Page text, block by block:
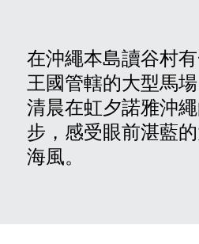
聯絡我們
在沖繩本島讀谷村
王國管轄的大型馬場
清晨在虹夕諾雅沖
步，感受眼前湛藍
海風。